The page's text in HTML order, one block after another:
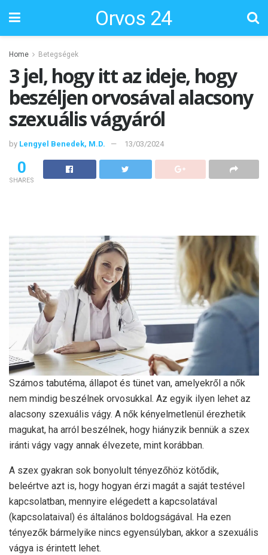
Orvos 24
Home Betegségek
3 jel, hogy itt az ideje, hogy
beszéljen orvosával alacsony
szexuális vágyáról
by Lengyel Benedek, M.D. 13/03/2024
0
SHARES
Számos tabutéma, állapot és tünet van, amelyekről a nők
nem mindig beszélnek orvosukkal. Az egyik ilyen lehet az
alacsony szexuális vágy. A nők kényelmetlenül érezhetik
magukat, ha arról beszélnek, hogy hiányzik bennük a szex
iránti vágy vagy annak élvezete, mint korábban.
A szex gyakran sok bonyolult tényezőhöz kötődik,
beleértve azt is, hogy hogyan érzi magát a saját testével
kapcsolatban, mennyire elégedett a kapcsolatával
(kapcsolataival) és általános boldogságával. Ha ezen
tényezők bármelyike ​​nincs egyensúlyban, akkor a szexuális
vágya is érintett lehet.